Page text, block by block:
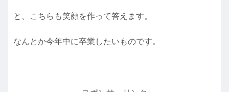
と、こちらも笑顔を作って答えます。
なんとか今年中に卒業したいものです。